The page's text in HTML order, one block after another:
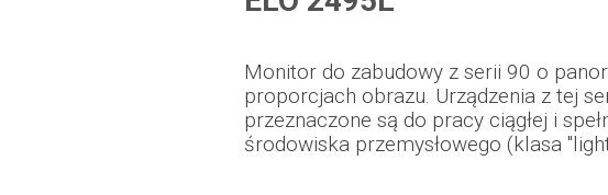
Monitor do zabudowy z serii 90 o
proporcjach obrazu. Urządzenia z tej
przeznaczone są do pracy ciągłej i
środowiska przemysłowego (klasa